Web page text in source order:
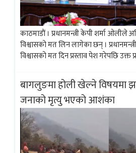
काठमाडाैं । प्रधानमन्त्री केपी शर्मा ओलीले
विश्वासको मत लिन लागेका छन् ।
विश्वासको मत दिन प्रस्ताव पेश गरेपछि उक्त
कार्यालयबाट विशेष...
बागलुङमा होली खेल्ने विषयमा
जनाको मृत्यु भएको आशंका